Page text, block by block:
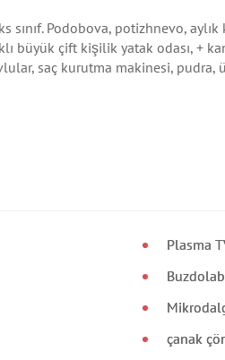
sınıf. Podobova, potizhnevo,
büyük çift kişilik yatak odası, +
saç kurutma makinesi, pudra,
Plasma
çanak